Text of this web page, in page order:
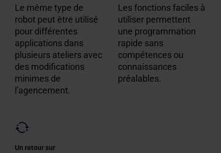
Le même type de
robot peut être utilisé
pour différentes
applications dans
plusieurs ateliers avec
des modifications
minimes de
l'agencement.
Les fonctions faciles à
utiliser permettent
une programmation
rapide sans
compétences ou
connaissances
préalables.
Un retour sur